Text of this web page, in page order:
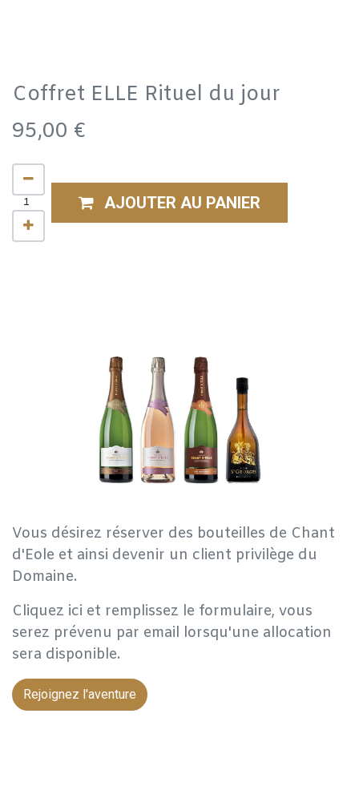
Coffret ELLE Rituel du jour
95,00 €
AJOUTER AU PANIER
Vous désirez réserver des bouteilles de Chant
d'Eole et ainsi devenir un client privilège du
Domaine.
Cliquez ici et remplissez le formulaire, vous
serez prévenu par email lorsqu'une allocation
sera disponible.
Rejoignez l'aventure